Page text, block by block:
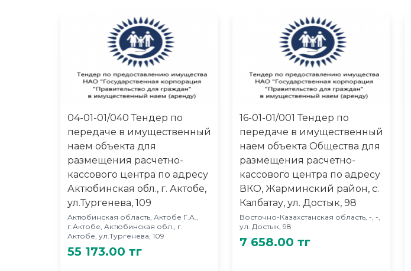
04-01-01/040 Тендер по
передаче в имущественный
наем объекта для
размещения расчетно-
кассового центра по адресу
Актюбинская обл., г. Актобе,
ул.Тургенева, 109
Актюбинская область, Актобе Г.А.,
г.Актобе, Актюбинская обл., г.
Актобе, ул.Тургенева, 109
55 173.00 тг
16-01-01/001 Тендер по
передаче в имущественный
наем объекта Общества для
размещения расчетно-
кассового центра по адресу
ВКО, Жарминский район, с.
Калбатау, ул. Достык, 98
Восточно-Казахстанская область, -, -,
ул. Достык, 98
7 658.00 тг